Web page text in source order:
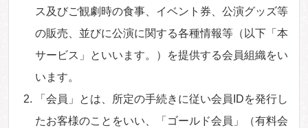
ス及びご観劇時の食事、イベント券、公演グッズ等
の販売、並びに公演に関する各種情報等（以下「本
サービス」といいます。）を提供する会員組織をい
います。
「会員」とは、所定の手続きに従い会員IDを発行し
たお客様のことをいい、「ゴールド会員」（有料会